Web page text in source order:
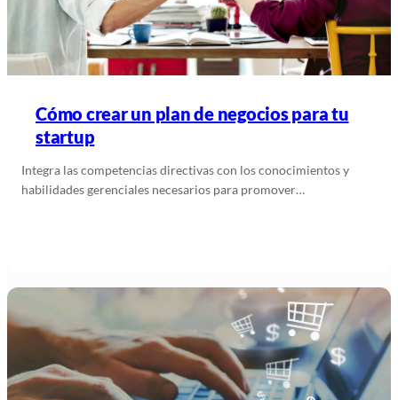
Cómo crear un plan de negocios para tu
startup
Integra las competencias directivas con los conocimientos y
habilidades gerenciales necesarios para promover…